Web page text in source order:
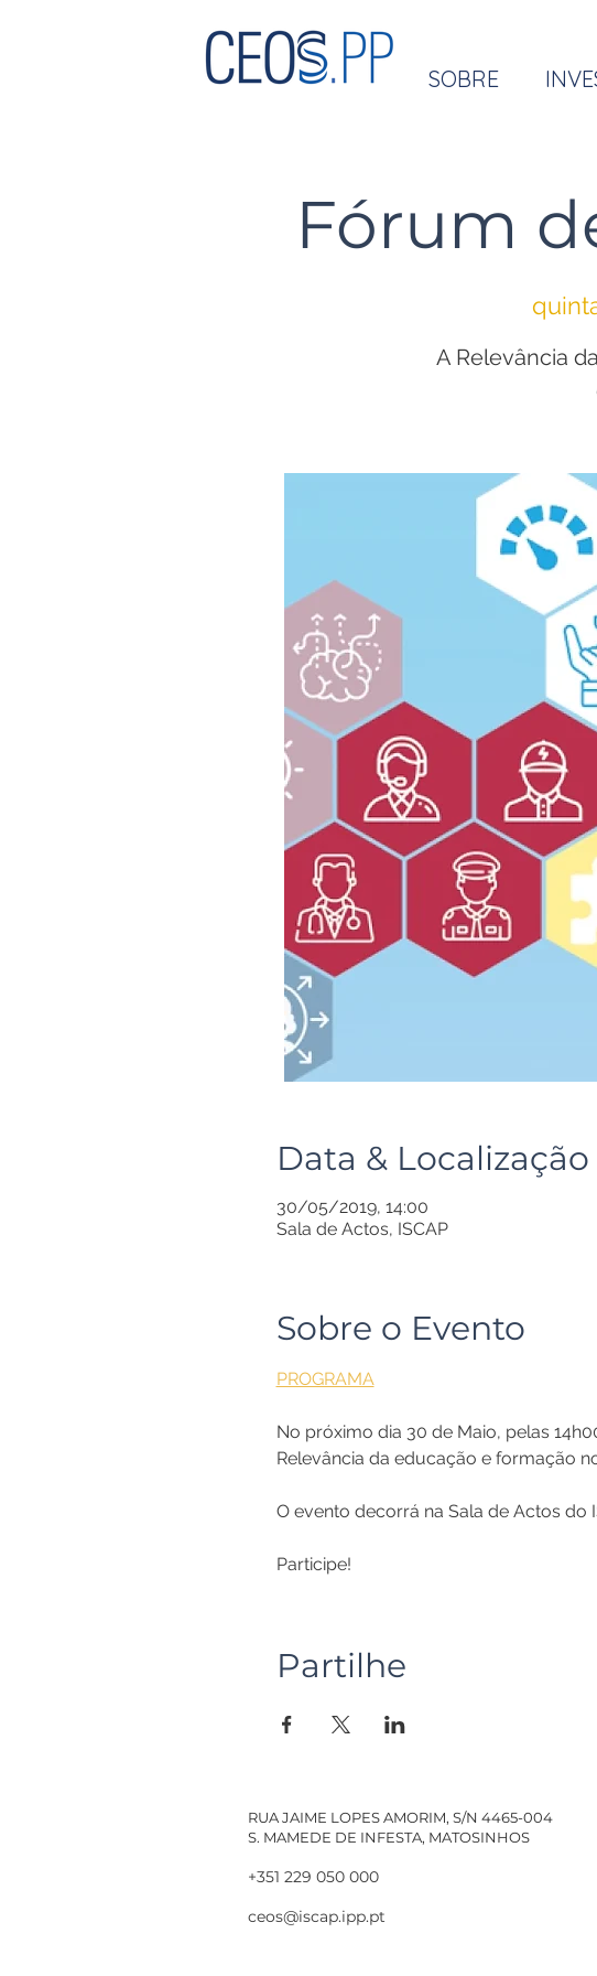
SOBRE
Fórum
A Relevância
Data & Localização
30/05/2019, 14:00
Sala de Actos, ISCAP
Sobre o Evento
PROGRAMA
No próximo dia 30 de Maio, pelas
Relevância da educação e formação
O evento decorrá na Sala de Actos do
Participe!
Partilhe
RUA JAIME LOPES AMORIM, S/N 4465-004
S. MAMEDE DE INFESTA, MATOSINHOS
+351 229 050 000
ceos@iscap.ipp.pt